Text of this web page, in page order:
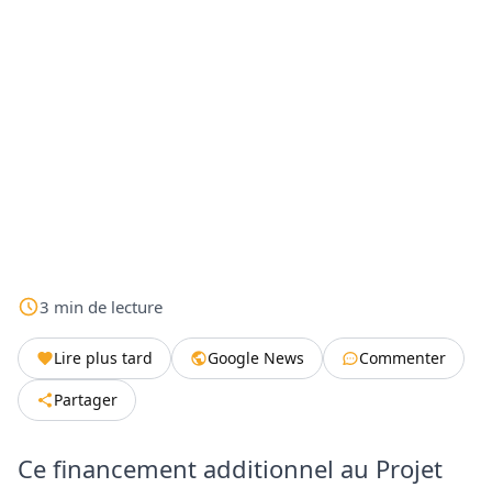
3 min de lecture
Lire plus tard Google News
Commenter
Partager
Ce financement additionnel au Projet